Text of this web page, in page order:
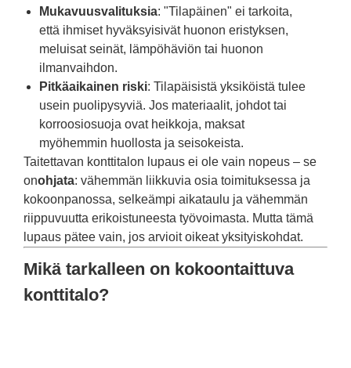
Mukavuusvalituksia: "Tilapäinen" ei tarkoita,
että ihmiset hyväksyisivät huonon eristyksen,
meluisat seinät, lämpöhäviön tai huonon
ilmanvaihdon.
Pitkäaikainen riski: Tilapäisistä yksiköistä tulee
usein puolipysyviä. Jos materiaalit, johdot tai
korroosiosuoja ovat heikkoja, maksat
myöhemmin huollosta ja seisokeista.
Taitettavan konttitalon lupaus ei ole vain nopeus – se
onohjata: vähemmän liikkuvia osia toimituksessa ja
kokoonpanossa, selkeämpi aikataulu ja vähemmän
riippuvuutta erikoistuneesta työvoimasta. Mutta tämä
lupaus pätee vain, jos arvioit oikeat yksityiskohdat.
Mikä tarkalleen on kokoontaittuva
konttitalo?